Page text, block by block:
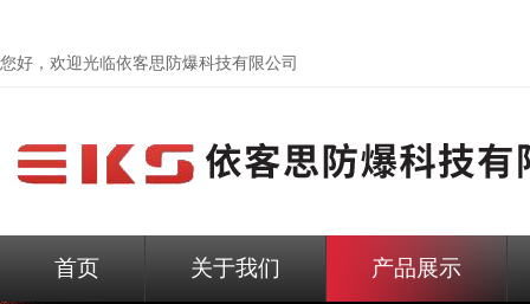
您好，欢迎光临依客思防爆科技有限公司
首页 关于我们 产品展示